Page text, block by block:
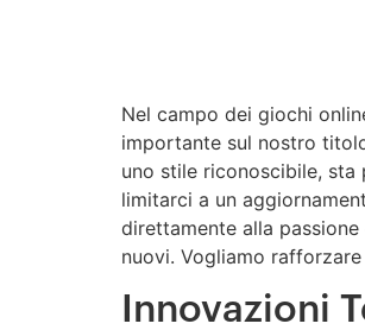
Nel campo dei giochi
importante sul nostro
uno stile riconoscibile, sta
limitarci a un
direttamente alla
nuovi. Vogliamo
Innovazioni